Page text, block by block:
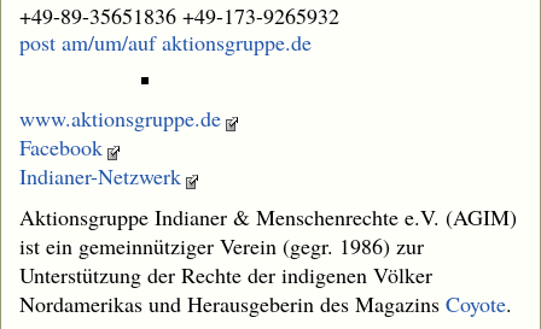
+49-89-35651836 +49-173-9265932
post am/um/auf aktionsgruppe.de
www.aktionsgruppe.de
Facebook
Indianer-Netzwerk
Aktionsgruppe Indianer & Menschenrechte e.V. (AGIM)
ist ein gemeinnütziger Verein (gegr. 1986) zur
Unterstützung der Rechte der indigenen Völker
Nordamerikas und Herausgeberin des Magazins Coyote.